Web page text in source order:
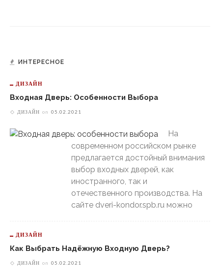
ИНТЕРЕСНОЕ
ДИЗАЙН
Входная Дверь: Особенности Выбора
ДИЗАЙН on 05.02.2021
На
современном российском рынке
предлагается достойный внимания
выбор входных дверей, как
иностранного, так и
отечественного производства. На
сайте dveri-kondor.spb.ru можно
ДИЗАЙН
Как Выбрать Надёжную Входную Дверь?
ДИЗАЙН on 05.02.2021